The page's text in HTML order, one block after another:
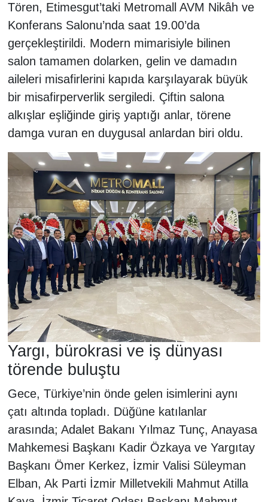
Tören, Etimesgut’taki Metromall AVM Nikâh ve
Konferans Salonu’nda saat 19.00’da
gerçekleştirildi. Modern mimarisiyle bilinen
salon tamamen dolarken, gelin ve damadın
aileleri misafirlerini kapıda karşılayarak büyük
bir misafirperverlik sergiledi. Çiftin salona
alkışlar eşliğinde giriş yaptığı anlar, törene
damga vuran en duygusal anlardan biri oldu.
Yargı, bürokrasi ve iş dünyası
törende buluştu
Gece, Türkiye’nin önde gelen isimlerini aynı
çatı altında topladı. Düğüne katılanlar
arasında; Adalet Bakanı Yılmaz Tunç, Anayasa
Mahkemesi Başkanı Kadir Özkaya ve Yargıtay
Başkanı Ömer Kerkez, İzmir Valisi Süleyman
Elban, Ak Parti İzmir Milletvekili Mahmut Atilla